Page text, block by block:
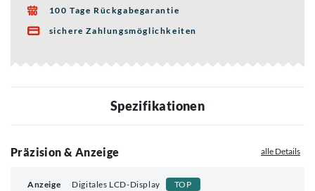
 100 Tage Rückgabegarantie
 sichere Zahlungsmöglichkeiten
Spezifikationen
Präzision & Anzeige alle Details
Anzeige Digitales LCD-Display TOP